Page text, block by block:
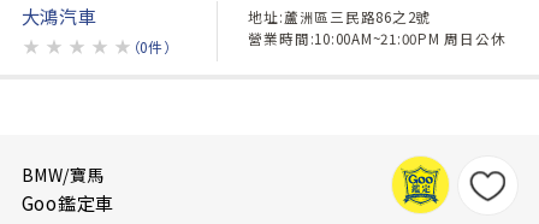
大鴻汽車
★ ★ ★ ★ ★ （0件）
地址:蘆洲區三民路86之2號
營業時間:10:00AM~21:00PM 周日公休
BMW/寶馬
Goo鑑定車